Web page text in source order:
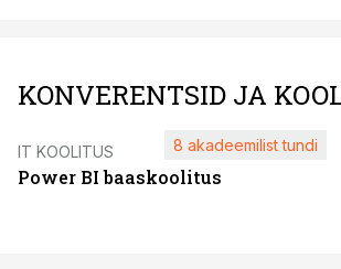
KONVERENTSID JA
IT KOOLITUS
Power BI baaskoolitus
8 akadeemilist tundi